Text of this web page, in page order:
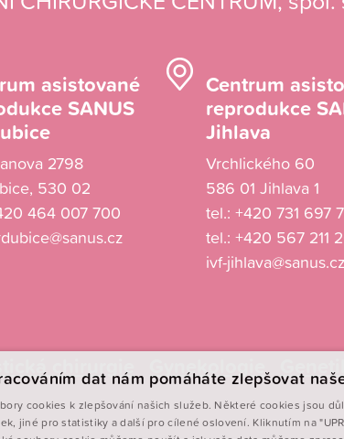
asistované
SANUS
2798
530 02
464 007 700
Centrum
reprodukce
Jihlava
Vrchlického 60
586 01 Jihlava 1
tel.: +420 731 697
tel.: +420 567 211
ivf-jihlava@sanus.cz
chirurgie Gynekologie
dat nám pomáháte zlepšovat
cookies k zlepšování našich služeb. Některé cookies jsou
jiné pro statistiky a další pro cílené oslovení. Kliknutím na